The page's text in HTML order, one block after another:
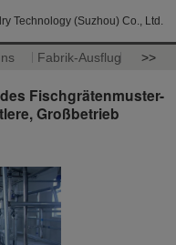
Technology (Suzhou) Co., Ltd.
Fabrik-Ausflug >>
Fischgrätenmuster-
Großbetrieb